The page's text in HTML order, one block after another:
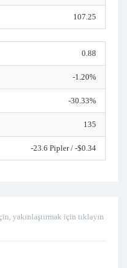
107.25
0.88
-1.20%
-30.33%
135
-23.6 Pipler / -$0.34
yakınlaştırmak için tıklayın